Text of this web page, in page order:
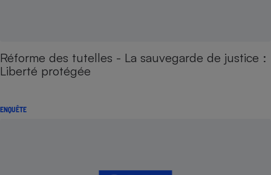
Réforme des tutelles - La sauvegarde de justice :
Liberté protégée
ENQUÊTE